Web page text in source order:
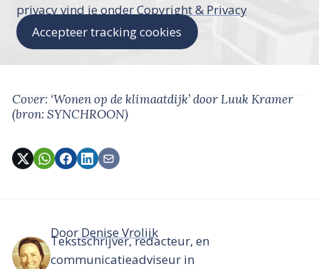
privacy vind je onderCopyright & Privacy
Accepteer tracking cookies
Cover: ‘Wonen op de klimaatdijk’door Luuk Kramer
(bron: SYNCHROON)
Door Denise Vrolijk
Tekstschrijver, redacteur, en
communicatieadviseur in